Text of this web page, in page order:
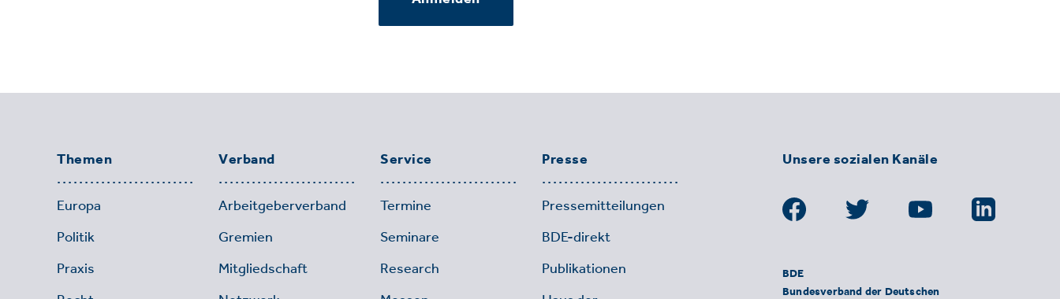
Themen
Europa
Politik
Praxis
Verband
Arbeitgeberverband
Gremien
Mitgliedschaft
Service
Termine
Seminare
Research
Presse
Pressemitteilungen
BDE-direkt
Publikationen
Unsere sozialen Kanäle
BDE
Bundesverband der Deutschen